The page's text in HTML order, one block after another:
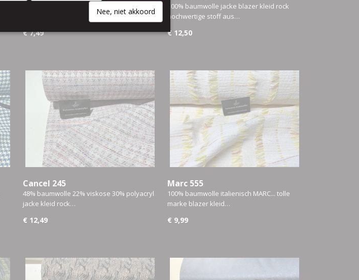
€ 7,49
100% baumwolle jacke blazer kleid rock
hochwertige stoff aus…
€ 12,50
Cancel 245
48% baumwolle 22% viskose 30% polyacryl
jacke kleid rock…
€ 12,49
Marc 555
100% baumwolle italienisch MARC... tolle
marke blazer kleid…
€ 9,99
Nee, niet akkoord